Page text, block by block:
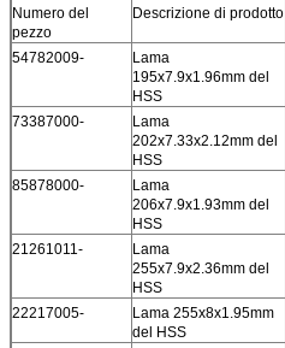
Numero del
pezzo
Descrizione di prodotto
54782009-
Lama
195x7.9x1.96mm del
HSS
73387000-
Lama
202x7.33x2.12mm del
HSS
85878000-
Lama
206x7.9x1.93mm del
HSS
21261011-
Lama
255x7.9x2.36mm del
HSS
22217005-
Lama 255x8x1.95mm
del HSS